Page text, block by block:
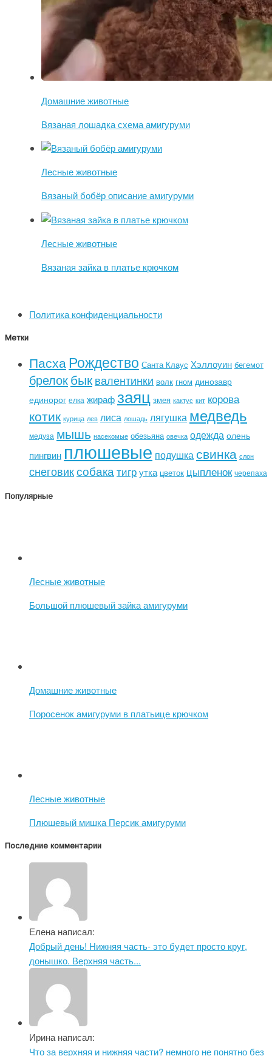
Домашние животные
Вязаная лошадка схема амигуруми
Лесные животные
Вязаный бобёр описание амигуруми
Лесные животные
Вязаная зайка в платье крючком
Политика конфиденциальности
Метки
ПасхаРождество Санта Клаус Хэллоуин бегемот
брелокбыквалентинки волк гном динозавр
единорог елка жирафзаяц змея кактус кит корова
котик курица лев лиса лошадь лягушка медведь
медуза мышь насекомые обезьяна овечка одежда олень
пингвин плюшевые подушка свинка слон
снеговиксобака тигрутка цветок цыпленок черепаха
Популярные
Лесные животные
Большой плюшевый зайка амигуруми
Домашние животные
Поросенок амигуруми в платьице крючком
Лесные животные
Плюшевый мишка Персик амигуруми
Последние комментарии
Елена написал:
Добрый день! Нижняя часть- это будет просто круг,
донышко. Верхняя часть...
Ирина написал:
Что за верхняя и нижняя части? немного не понятно без